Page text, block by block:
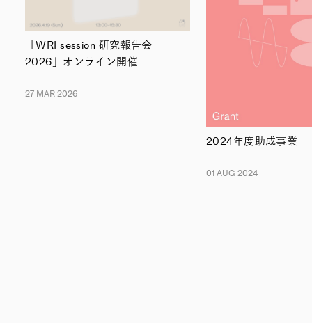
「WRI session 研究報告会
2026」オンライン開催
27 MAR 2026
2024年度助成事業
01 AUG 2024